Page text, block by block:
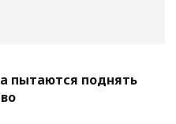
пытаются поднять